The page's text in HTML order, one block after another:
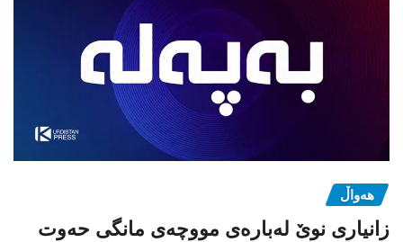
هەواڵ
زانیاری نوێ لەبارەی مووچەی مانگی حەوت